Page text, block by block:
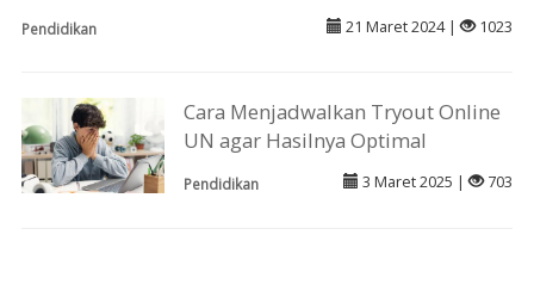
Pendidikan 21 Maret 2024 | 1023
Cara Menjadwalkan Tryout Online
UN agar Hasilnya Optimal
Pendidikan 3 Maret 2025 | 703